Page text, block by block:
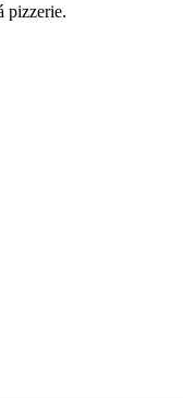
pizzerie.